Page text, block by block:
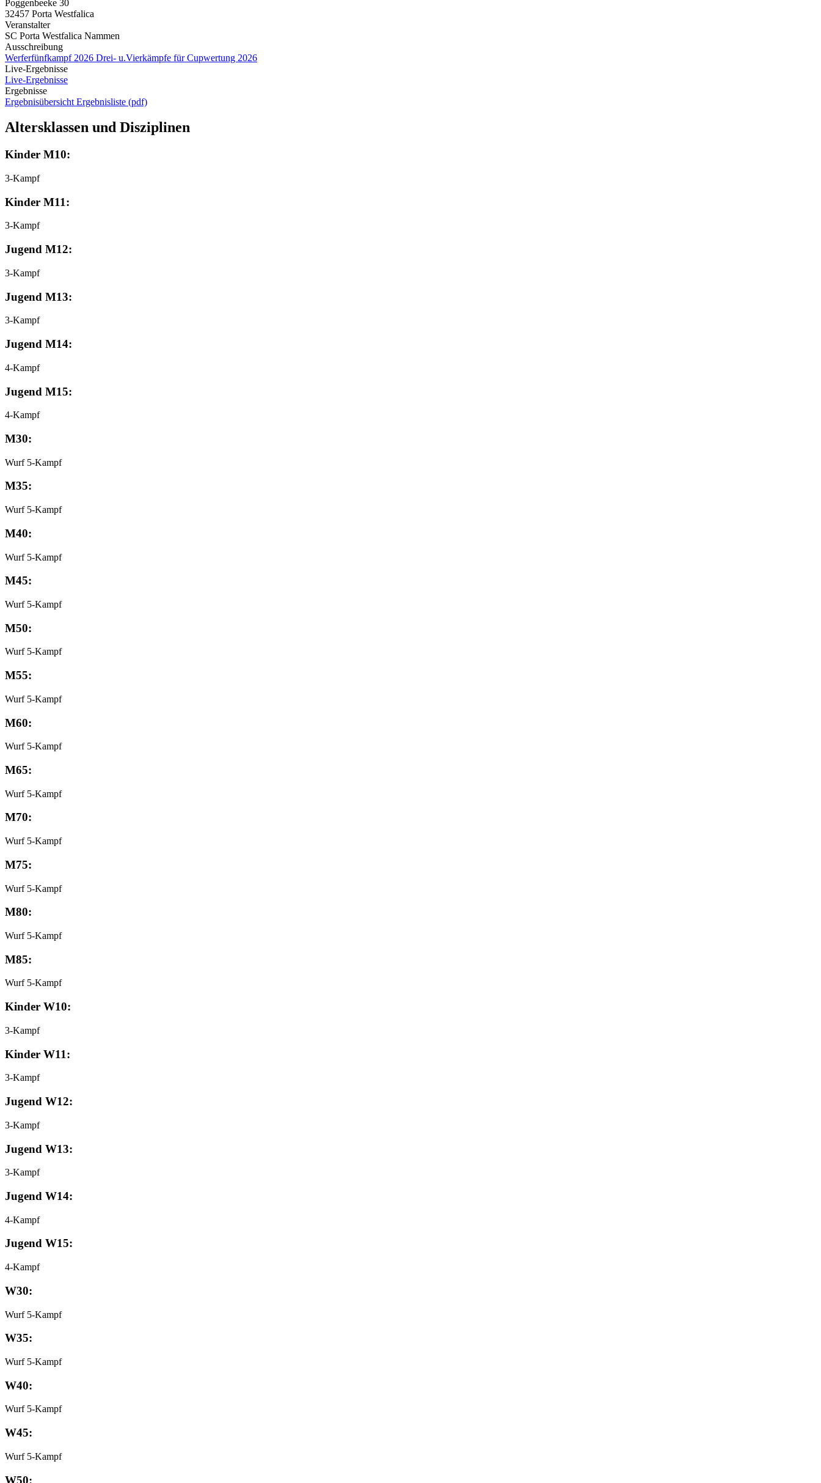
Poggenbeeke 30
32457 Porta Westfalica
Veranstalter
SC Porta Westfalica Nammen
Ausschreibung
Werferfünfkampf 2026 Drei- u.Vierkämpfe für Cupwertung 2026
Live-Ergebnisse
Live-Ergebnisse
Ergebnisse
Ergebnisübersicht Ergebnisliste (pdf)
Altersklassen und Disziplinen
Kinder M10:
3-Kampf
Kinder M11:
3-Kampf
Jugend M12:
3-Kampf
Jugend M13:
3-Kampf
Jugend M14:
4-Kampf
Jugend M15:
4-Kampf
M30:
Wurf 5-Kampf
M35:
Wurf 5-Kampf
M40:
Wurf 5-Kampf
M45:
Wurf 5-Kampf
M50:
Wurf 5-Kampf
M55:
Wurf 5-Kampf
M60:
Wurf 5-Kampf
M65:
Wurf 5-Kampf
M70:
Wurf 5-Kampf
M75:
Wurf 5-Kampf
M80:
Wurf 5-Kampf
M85:
Wurf 5-Kampf
Kinder W10:
3-Kampf
Kinder W11:
3-Kampf
Jugend W12:
3-Kampf
Jugend W13:
3-Kampf
Jugend W14:
4-Kampf
Jugend W15:
4-Kampf
W30:
Wurf 5-Kampf
W35:
Wurf 5-Kampf
W40:
Wurf 5-Kampf
W45:
Wurf 5-Kampf
W50: